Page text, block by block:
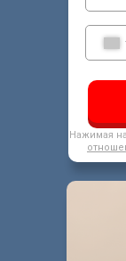
Нажимая